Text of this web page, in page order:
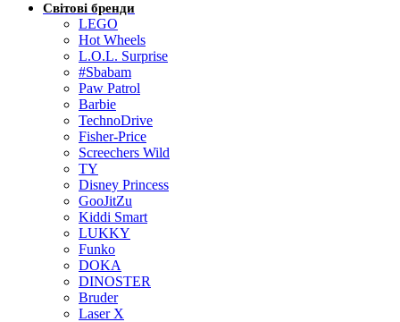
Світові бренди
LEGO
Hot Wheels
L.O.L. Surprise
#Sbabam
Paw Patrol
Barbie
TechnoDrive
Fisher-Price
Screechers Wild
TY
Disney Princess
GooJitZu
Kiddi Smart
LUKKY
Funko
DOKA
DINOSTER
Bruder
Laser X